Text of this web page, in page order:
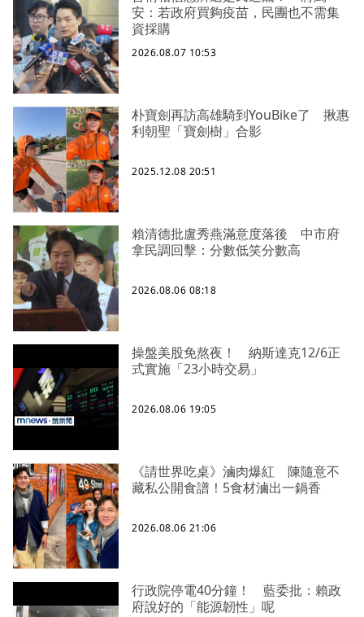
安：若政府買夠疫苗，民團也不需集
資採購
2026.08.07 10:53
朴寶劍再訪高雄騎到YouBike了 揪惠
利朝聖「寶劍樹」合影
2025.12.08 20:51
賴清德批盧秀燕滿意度落後 中市府
拿民調回擊：分數低笑分數高
2026.08.06 08:18
操盤美股免熬夜！ 納斯達克12/6正
式實施「23小時交易」
2026.08.06 19:05
《請世界吃桌》滷肉爆紅 陳隨意不
藏私公開食譜！5食材滷出一鍋香
2026.08.06 21:06
行政院停電40分鐘！ 藍委批：賴政
府說好的「能源韌性」呢